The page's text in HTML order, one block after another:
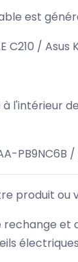
est
C210 / Asus
l'intérieur
PB9NC6B
produit
rechange